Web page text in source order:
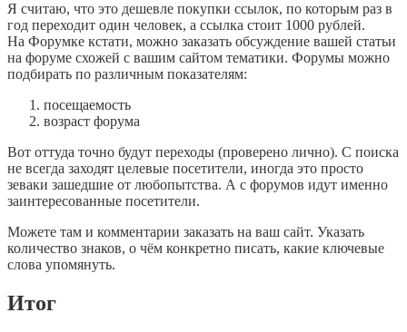
Я считаю, что это дешевле покупки ссылок, по которым раз в
год переходит один человек, а ссылка стоит 1000 рублей.
На Форумке кстати, можно заказать обсуждение вашей статьи
на форуме схожей с вашим сайтом тематики. Форумы можно
подбирать по различным показателям:
посещаемость
возраст форума
Вот оттуда точно будут переходы (проверено лично). С поиска
не всегда заходят целевые посетители, иногда это просто
зеваки зашедшие от любопытства. А с форумов идут именно
заинтересованные посетители.
Можете там и комментарии заказать на ваш сайт. Указать
количество знаков, о чём конкретно писать, какие ключевые
слова упомянуть.
Итог